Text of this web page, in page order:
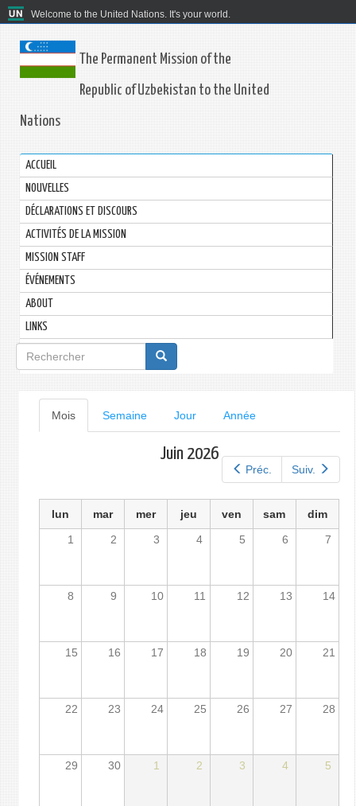
Welcome to the United Nations. It's your world.
The Permanent Mission of the
Republic of Uzbekistan to the United
Nations
ACCUEIL
NOUVELLES
DÉCLARATIONS ET DISCOURS
ACTIVITÉS DE LA MISSION
MISSION STAFF
ÉVÉNEMENTS
ABOUT
LINKS
Formulaire
de
recherche
Onglets
principaux
Mois(onglet
actif)
Semaine Jour Année
Préc. Suiv.
Juin 2026
lun mar mer jeu ven sam
dim
1
2 3 4 5 6 7
8 9 10 11 12 13 14
15 16 17 18 19 20 21
22 23 24 25 26 27 28
29 30 1 2 3 4 5